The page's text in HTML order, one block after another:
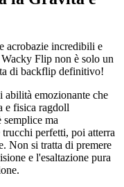
acrobazie incredibili e
Flip non è solo un
di backflip definitivo!
emozionante che
e fisica ragdoll
semplice ma
perfetti, poi atterra
Non si tratta di premere
e l'esaltazione pura